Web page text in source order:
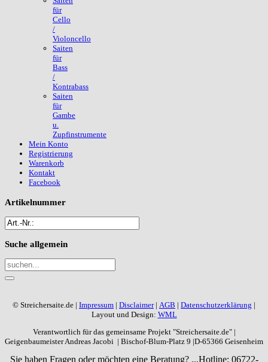
für
Cello
/
Violoncello
Saiten
für
Bass
/
Kontrabass
Saiten
für
Gambe
u.
Zupfinstrumente
Mein Konto
Registrierung
Warenkorb
Kontakt
Facebook
Artikelnummer
Suche allgemein
© Streichersaite.de | Impressum | Disclaimer| AGB | Datenschutzerklärung |
Layout und Design: WML
Verantwortlich für das gemeinsame Projekt "Streichersaite.de" |
Geigenbaumeister Andreas Jacobi | Bischof-Blum-Platz 9 |D-65366 Geisenheim
Sie haben Fragen oder möchten eine Beratung? ...Hotline: 06722-